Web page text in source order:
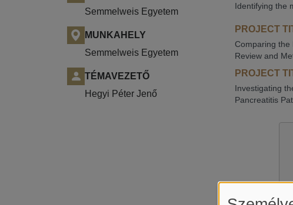
Semmelweis Egyetem
MUNKAHELY
Semmelweis Egyetem
TÉMAVEZETŐ
Hegyi Péter Jenő
Identifying the
PROJECT
Comparing the
Review and
PROJECT
Investigating
Pancreatitis